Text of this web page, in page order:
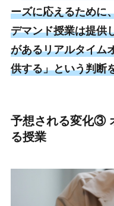
ーズに応えるために
デマンド授業は提供
があるリアルタイム
供する」という判断
予想される変化③
る授業